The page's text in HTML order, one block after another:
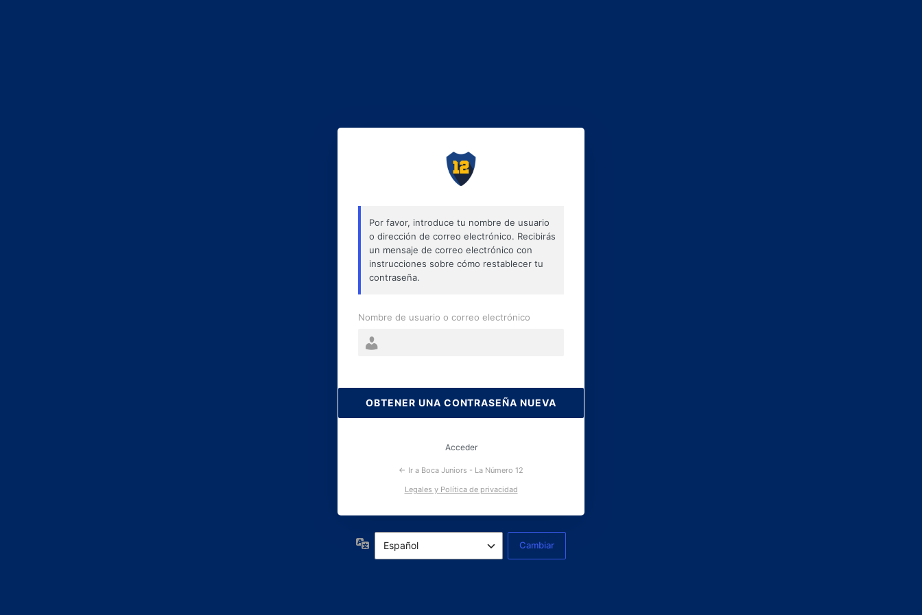
perdida
Por favor, introduce tu nombre de usuario
o dirección de correo electrónico. Recibirás
un mensaje de correo electrónico con
instrucciones sobre cómo restablecer tu
contraseña.
Nombre de usuario o correo electrónico
Acceder
← Ir a Boca Juniors - La Número 12
Legales y Política de privacidad
Idioma